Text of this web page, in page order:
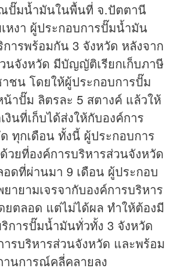
ปั๊มน้ำมันในพื้นที่ จ.ปัตตานี
เหงา ผู้ประกอบการปั๊มน้ำมัน
ารพร้อมกัน 3 จังหวัด หลังจาก
นจังหวัด มีบัญญัติเรียกเก็บภาษี
ชน โดยให้ผู้ประกอบการปั๊ม
าปั๊ม ลิตรละ 5 สตางค์ แล้วให้
งินที่เก็บได้ส่งให้กับองค์การ
ทุกเดือน ทั้งนี้ ผู้ประกอบการ
วยที่องค์การบริหารส่วนจังหวัด
ดที่ผ่านมา 9 เดือน ผู้ประกอบ
ายามเจรจากับองค์การบริหาร
ยตลอด แต่ไม่ได้ผล ทำให้ต้องมี
การปั๊มน้ำมันทั่วทั้ง 3 จังหวัด
ารบริหารส่วนจังหวัด และพร้อม
านการณ์คลี่คลายลง